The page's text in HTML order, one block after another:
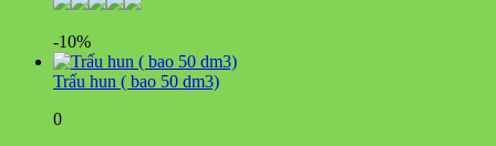
-10%
Trấu hun ( bao 50 dm3)
0